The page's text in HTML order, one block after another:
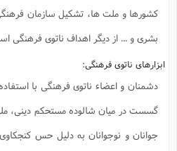
کشورها و ملت ها، تشکیل سازمان
بشری و ... از دیگر اهداف ناتوی فرهنگی
ابزارهای ناتوی فرهنگی:
دشمنان و اعضاء ناتوی فرهنگی با
گسست در میان شالوده مستحکم دینی،
جوانان و نوجوانان به دلیل حس